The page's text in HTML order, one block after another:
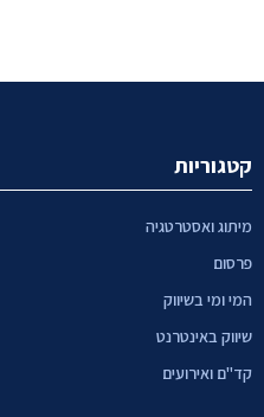
קטגוריות
מיתוג ואסטרטגיה
פרסום
המי ומי בשיווק
שיווק באינטרנט
קד"ם ואירועים